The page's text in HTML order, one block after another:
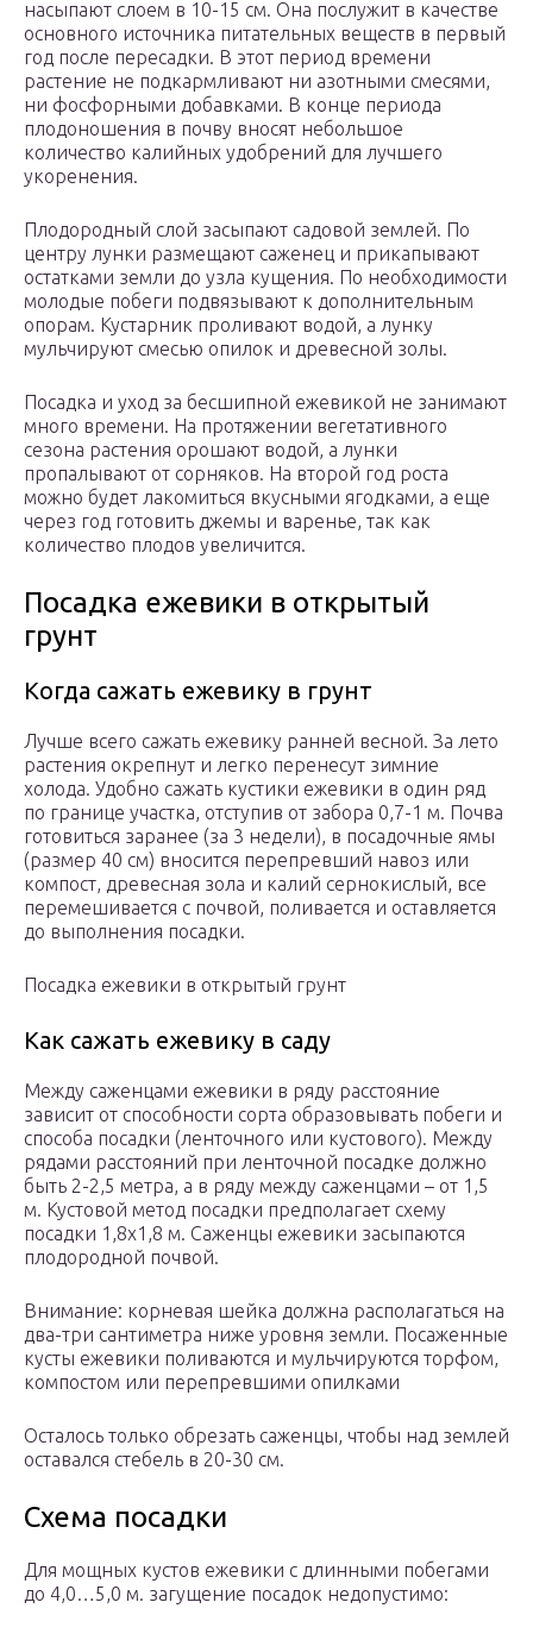
насыпают слоем в 10-15 см. Она послужит в качестве
основного источника питательных веществ в первый
год после пересадки. В этот период времени
растение не подкармливают ни азотными смесями,
ни фосфорными добавками. В конце периода
плодоношения в почву вносят небольшое
количество калийных удобрений для лучшего
укоренения.
Плодородный слой засыпают садовой землей. По
центру лунки размещают саженец и прикапывают
остатками земли до узла кущения. По необходимости
молодые побеги подвязывают к дополнительным
опорам. Кустарник проливают водой, а лунку
мульчируют смесью опилок и древесной золы.
Посадка и уход за бесшипной ежевикой не занимают
много времени. На протяжении вегетативного
сезона растения орошают водой, а лунки
пропалывают от сорняков. На второй год роста
можно будет лакомиться вкусными ягодками, а еще
через год готовить джемы и варенье, так как
количество плодов увеличится.
Посадка ежевики в открытый
грунт
Когда сажать ежевику в грунт
Лучше всего сажать ежевику ранней весной. За лето
растения окрепнут и легко перенесут зимние
холода. Удобно сажать кустики ежевики в один ряд
по границе участка, отступив от забора 0,7-1 м. Почва
готовиться заранее (за 3 недели), в посадочные ямы
(размер 40 см) вносится перепревший навоз или
компост, древесная зола и калий сернокислый, все
перемешивается с почвой, поливается и оставляется
до выполнения посадки.
Посадка ежевики в открытый грунт
Как сажать ежевику в саду
Между саженцами ежевики в ряду расстояние
зависит от способности сорта образовывать побеги и
способа посадки (ленточного или кустового). Между
рядами расстояний при ленточной посадке должно
быть 2-2,5 метра, а в ряду между саженцами – от 1,5
м. Кустовой метод посадки предполагает схему
посадки 1,8х1,8 м. Саженцы ежевики засыпаются
плодородной почвой.
Внимание: корневая шейка должна располагаться на
два-три сантиметра ниже уровня земли. Посаженные
кусты ежевики поливаются и мульчируются торфом,
компостом или перепревшими опилками
Осталось только обрезать саженцы, чтобы над землей
оставался стебель в 20-30 см.
Схема посадки
Для мощных кустов ежевики с длинными побегами
до 4,0…5,0 м. загущение посадок недопустимо: